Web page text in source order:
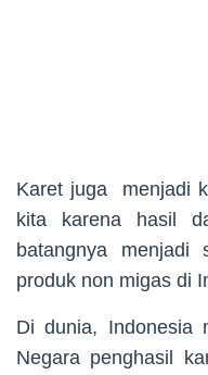
Karet juga menjadi
kita karena hasil
batangnya menjadi
produk non migas di
Di dunia, Indonesia
Negara penghasil